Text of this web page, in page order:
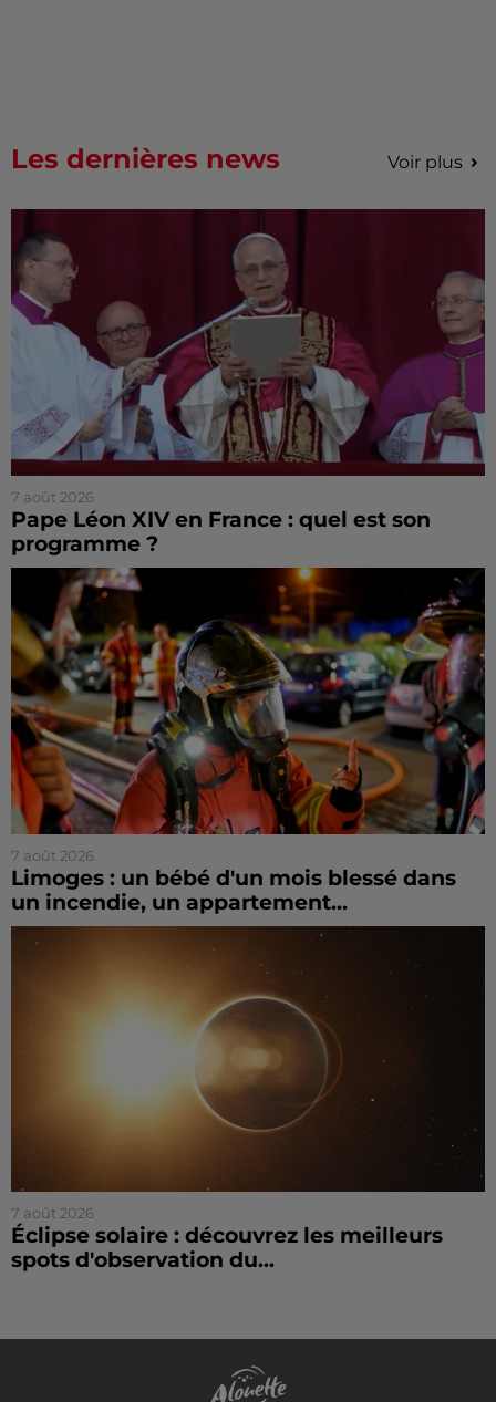
Les dernières news Voir plus
7 août 2026
Pape Léon XIV en France : quel est son
programme ?
7 août 2026
Limoges : un bébé d'un mois blessé dans
un incendie, un appartement...
7 août 2026
Éclipse solaire : découvrez les meilleurs
spots d'observation du...